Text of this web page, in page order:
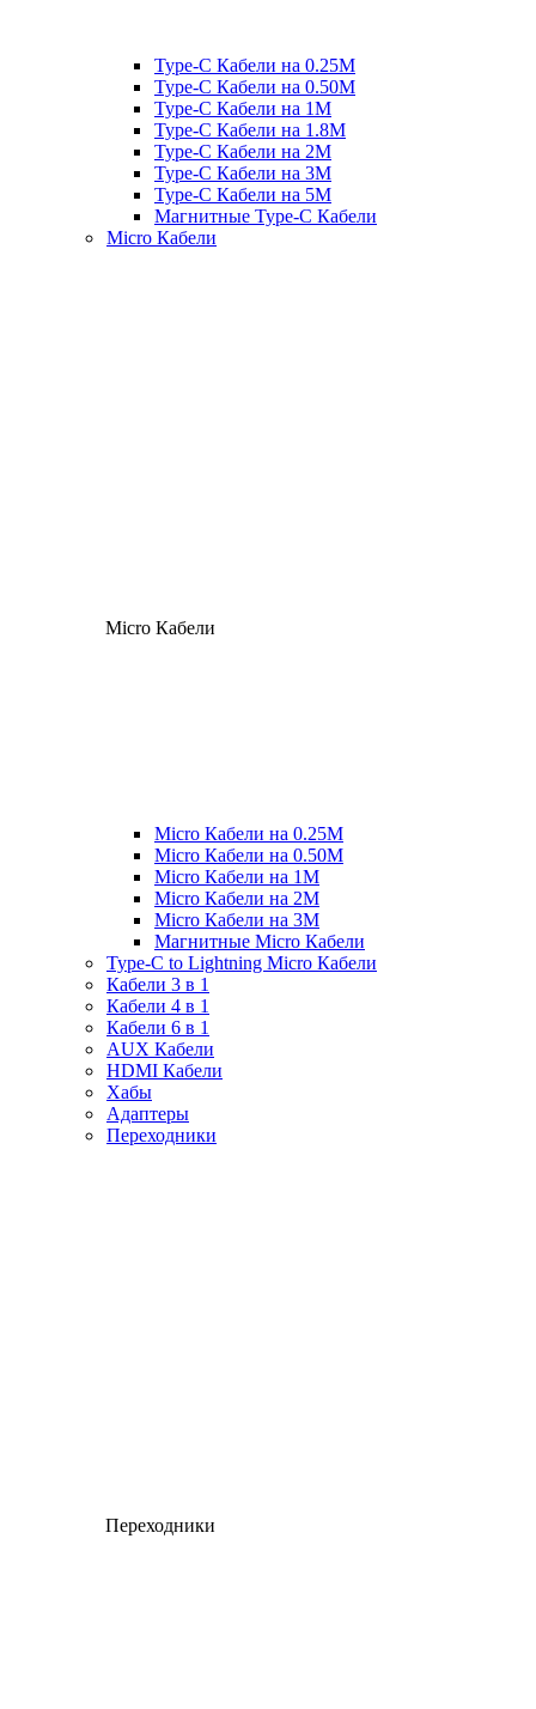
Type-C Кабели на 0.25М
Type-C Кабели на 0.50М
Type-C Кабели на 1М
Type-C Кабели на 1.8М
Type-C Кабели на 2М
Type-C Кабели на 3М
Type-C Кабели на 5М
Магнитные Type-C Кабели
Micro Кабели
Micro Кабели
Micro Кабели на 0.25М
Micro Кабели на 0.50М
Micro Кабели на 1М
Micro Кабели на 2М
Micro Кабели на 3М
Магнитные Micro Кабели
Type-C to Lightning Micro Кабели
Кабели 3 в 1
Кабели 4 в 1
Кабели 6 в 1
AUX Кабели
HDMI Кабели
Хабы
Адаптеры
Переходники
Переходники